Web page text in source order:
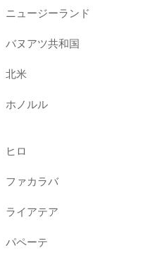
ニュージーランド
バヌアツ共和国
北米
ホノルル
ヒロ
ファカラバ
ライアテア
パペーテ